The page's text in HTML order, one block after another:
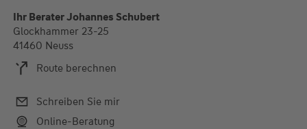
Ihr Berater Johannes Schubert
Glockhammer 23-25
41460 Neuss
Route berechnen
Schreiben Sie mir
Online-Beratung